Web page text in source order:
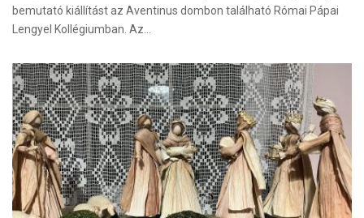
bemutató kiállítást az Aventinus dombon található Római Pápai
Lengyel Kollégiumban. Az…